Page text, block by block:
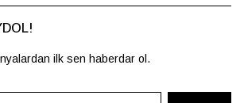
ilk sen haberdar ol.